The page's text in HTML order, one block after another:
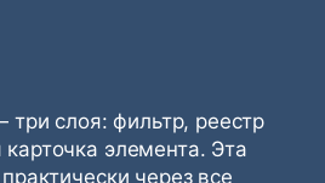
три слоя: фильтр, реестр
элемента. Эта
через все